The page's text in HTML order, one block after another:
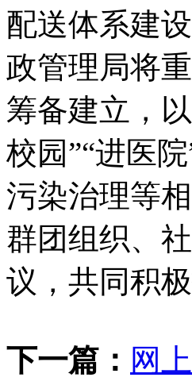
配送体系建
政管理局将
筹备建立，
校园”“进医
污染治理等
群团组织、
议，共同积
下一篇： 网